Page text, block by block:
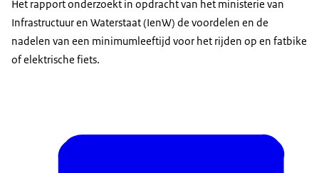
Het rapport onderzoekt in opdracht van het ministerie van
Infrastructuur en Waterstaat (IenW) de voordelen en de
nadelen van een minimumleeftijd voor het rijden op en fatbike
of elektrische fiets.